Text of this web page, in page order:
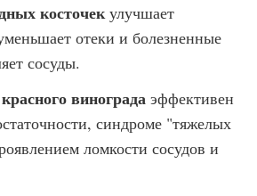
косточекулучшает
отеки и болезненные
сосуды.
винограда эффективен
синдроме "тяжелых
ломкости сосудов и